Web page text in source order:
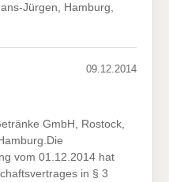
Jürgen, Hamburg,
09.12.2014
GmbH, Rostock,
vom 01.12.2014 hat
in § 3